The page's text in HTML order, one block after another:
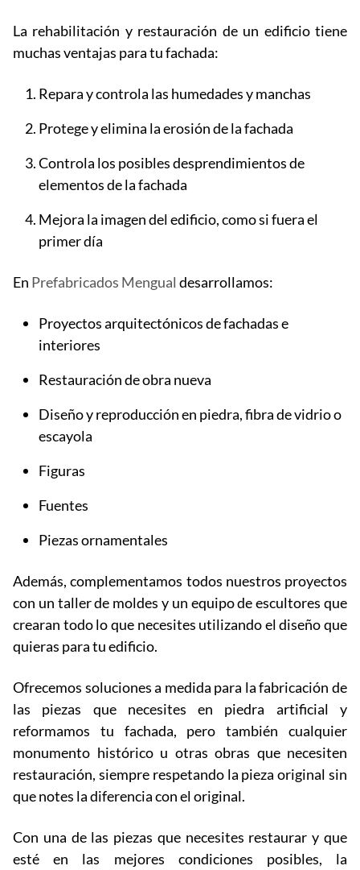
La rehabilitación y restauración de un edificio tiene
muchas ventajas para tu fachada:
Repara y controla las humedades y manchas
Protege y elimina la erosión de la fachada
Controla los posibles desprendimientos de
elementos de la fachada
Mejora la imagen del edificio, como si fuera el
primer día
En Prefabricados Mengual desarrollamos:
Proyectos arquitectónicos de fachadas e
interiores
Restauración de obra nueva
Diseño y reproducción en piedra, fibra de vidrio o
escayola
Figuras
Fuentes
Piezas ornamentales
Además, complementamos todos nuestros proyectos
con un taller de moldes y un equipo de escultores que
crearan todo lo que necesites utilizando el diseño que
quieras para tu edificio.
Ofrecemos soluciones a medida para la fabricación de
las piezas que necesites en piedra artificial y
reformamos tu fachada, pero también cualquier
monumento histórico u otras obras que necesiten
restauración, siempre respetando la pieza original sin
que notes la diferencia con el original.
Con una de las piezas que necesites restaurar y que
esté en las mejores condiciones posibles, la